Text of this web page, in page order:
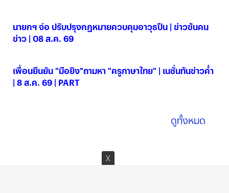
นายกฯ จ่อ ปรับปรุงกฎหมายควบคุมอาวุธปืน | ข่าวข้นคน
ข่าว | 08 ส.ค. 69
เพื่อนยืนยัน "มือยิง"ถามหา "ครูภาษาไทย" | เนชั่นทันข่าวค่ำ
| 8 ส.ค. 69 | PART
ดูทั้งหมด